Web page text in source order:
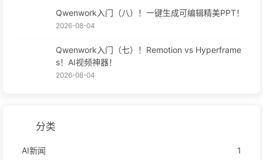
Qwenwork入门（八）！一键生成可编辑精美PPT！
2026-08-04
Qwenwork入门（七）！Remotion vs Hyperframe
s！AI视频神器！
2026-08-04
分类
AI新闻
1